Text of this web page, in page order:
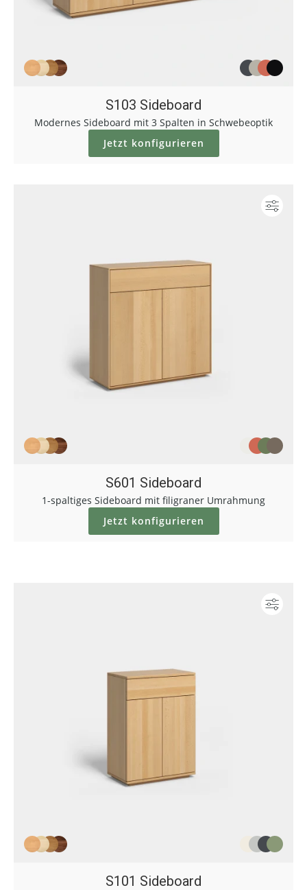
S103 Sideboard
Modernes Sideboard mit 3 Spalten in Schwebeoptik
Jetzt konfigurieren
S601 Sideboard
1-spaltiges Sideboard mit filigraner Umrahmung
Jetzt konfigurieren
S101 Sideboard